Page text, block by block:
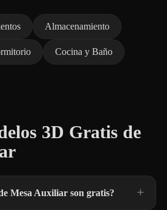
Almacenamiento
Cocina y Baño
3D Gratis de
Mesa Auxiliar son gratis?